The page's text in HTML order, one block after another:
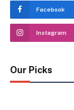
Facebook
Instagram
Our Picks